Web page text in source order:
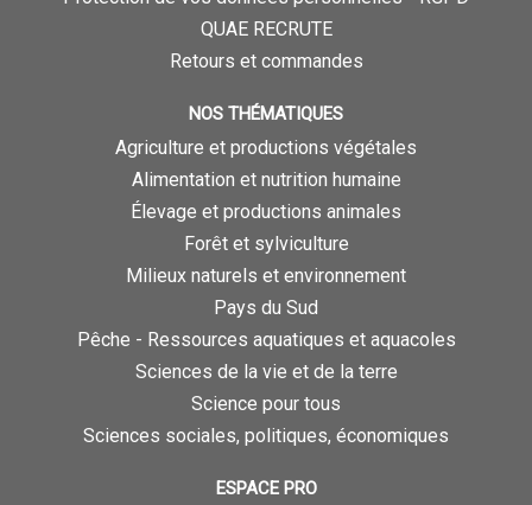
QUAE RECRUTE
Retours et commandes
NOS THÉMATIQUES
Agriculture et productions végétales
Alimentation et nutrition humaine
Élevage et productions animales
Forêt et sylviculture
Milieux naturels et environnement
Pays du Sud
Pêche - Ressources aquatiques et aquacoles
Sciences de la vie et de la terre
Science pour tous
Sciences sociales, politiques, économiques
ESPACE PRO